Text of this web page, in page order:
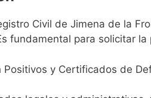
Civil de Jimena de la
fundamental para solicitar
y Certificados de